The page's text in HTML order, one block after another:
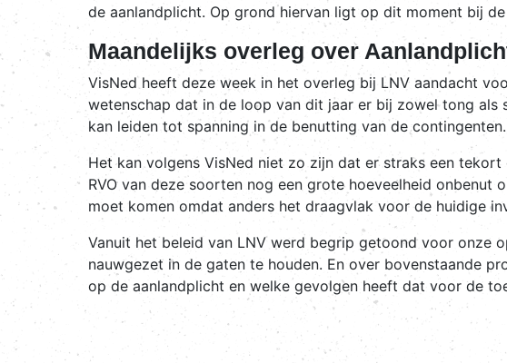
de aanlandplicht. Op grond hiervan ligt op dit moment bij
Maandelijks overleg over
VisNed heeft deze week in het overleg bij LNV aandacht
wetenschap dat in de loop van dit jaar er bij zowel tong
kan leiden tot spanning in de benutting van de contingenten.
Het kan volgens VisNed niet zo zijn dat er straks een
RVO van deze soorten nog een grote hoeveelheid
moet komen omdat anders het draagvlak voor de huidige
Vanuit het beleid van LNV werd begrip getoond voor onze
nauwgezet in de gaten te houden. En over bovenstaande
op de aanlandplicht en welke gevolgen heeft dat voor de